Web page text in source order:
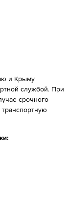
и Крыму
службой. При
срочного